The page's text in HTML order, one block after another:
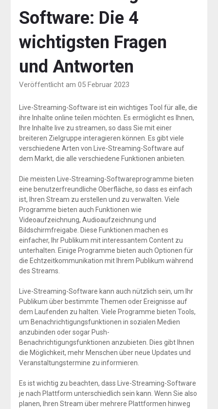
Software: Die 4
wichtigsten Fragen
und Antworten
Veröffentlicht am 05 Februar 2023
Live-Streaming-Software ist ein wichtiges Tool für alle, die
ihre Inhalte online teilen möchten. Es ermöglicht es Ihnen,
Ihre Inhalte live zu streamen, so dass Sie mit einer
breiteren Zielgruppe interagieren können. Es gibt viele
verschiedene Arten von Live-Streaming-Software auf
dem Markt, die alle verschiedene Funktionen anbieten.
Die meisten Live-Streaming-Softwareprogramme bieten
eine benutzerfreundliche Oberfläche, so dass es einfach
ist, Ihren Stream zu erstellen und zu verwalten. Viele
Programme bieten auch Funktionen wie
Videoaufzeichnung, Audioaufzeichnung und
Bildschirmfreigabe. Diese Funktionen machen es
einfacher, Ihr Publikum mit interessantem Content zu
unterhalten. Einige Programme bieten auch Optionen für
die Echtzeitkommunikation mit Ihrem Publikum während
des Streams.
Live-Streaming-Software kann auch nützlich sein, um Ihr
Publikum über bestimmte Themen oder Ereignisse auf
dem Laufenden zu halten. Viele Programme bieten Tools,
um Benachrichtigungsfunktionen in sozialen Medien
anzubinden oder sogar Push-
Benachrichtigungsfunktionen anzubieten. Dies gibt Ihnen
die Möglichkeit, mehr Menschen über neue Updates und
Veranstaltungstermine zu informieren.
Es ist wichtig zu beachten, dass Live-Streaming-Software
je nach Plattform unterschiedlich sein kann. Wenn Sie also
planen, Ihren Stream über mehrere Plattformen hinweg